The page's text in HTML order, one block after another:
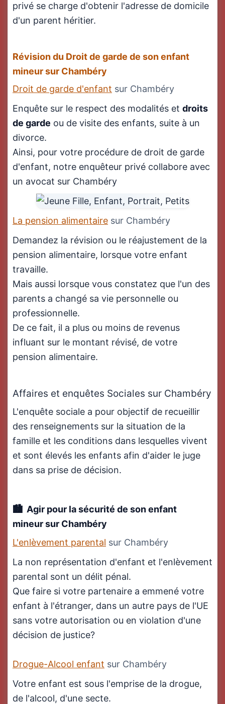
privé se charge d'obtenir l'adresse de domicile
d'un parent héritier.
Révision du Droit de garde de son enfant
mineur sur Chambéry
Droit de garde d'enfant sur Chambéry
Enquête sur le respect des modalités et droits
de garde ou de visite des enfants, suite à un
divorce.
Ainsi, pour votre procédure de droit de garde
d'enfant, notre enquêteur privé collabore avec
un avocat sur Chambéry
La pension alimentaire sur Chambéry
Demandez la révision ou le réajustement de la
pension alimentaire, lorsque votre enfant
travaille.
Mais aussi lorsque vous constatez que l'un des
parents a changé sa vie personnelle ou
professionnelle.
De ce fait, il a plus ou moins de revenus
influant sur le montant révisé, de votre
pension alimentaire.
Affaires et enquêtes Sociales sur Chambéry
L'enquête sociale a pour objectif de recueillir
des renseignements sur la situation de la
famille et les conditions dans lesquelles vivent
et sont élevés les enfants afin d'aider le juge
dans sa prise de décision.
Agir pour la sécurité de son enfant
mineursur Chambéry
L'enlèvement parental sur Chambéry
La non représentation d'enfant et l'enlèvement
parental sont un délit pénal.
Que faire si votre partenaire a emmené votre
enfant à l'étranger, dans un autre pays de l'UE
sans votre autorisation ou en violation d'une
décision de justice?
Drogue-Alcool enfant sur Chambéry
Votre enfant est sous l'emprise de la drogue,
de l'alcool, d'une secte.